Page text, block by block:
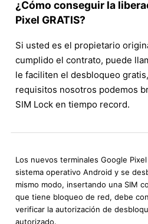
¿Cómo conseguir la
Pixel GRATIS?
Si usted es el propietario
cumplido el contrato, puede
le faciliten el desbloqueo
requisitos nosotros podemos
SIM Lock en tiempo record.
Los nuevos terminales Google
sistema operativo Android y se
mismo modo, insertando una SIM
que tiene bloqueo de red, debe
verificar la autorización de
autorizado.